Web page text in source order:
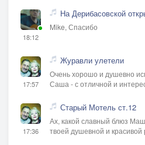
18:12
На Дерибасовской
Mike, Спасибо
17:57
Журавли улетели
Очень хорошо и душевно
Саша - с отличной и
17:36
Старый Мотель ст.12
Ах, какой славный блюз
твоей душевной и